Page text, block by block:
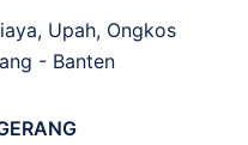
, Upah, Ongkos
- Banten